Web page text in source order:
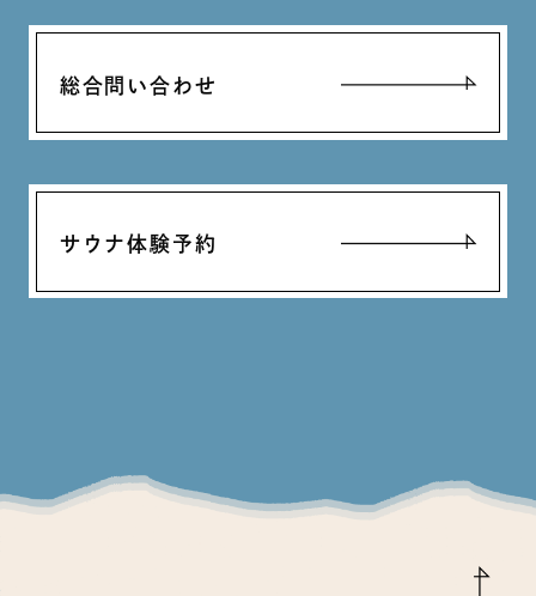
総合問い合わせ
サウナ体験予約